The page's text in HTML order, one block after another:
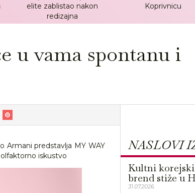
elite zablistao nakon
redizajna
Koprivnicu
u vama spontanu i
Armani predstavlja MY WAY
iskustvo
NASLOVI
Kultni
brend stiže u
31.07.2026.